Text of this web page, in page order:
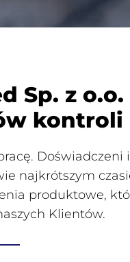
Sp. z
najkrótszym
produktowe,
Klientów.